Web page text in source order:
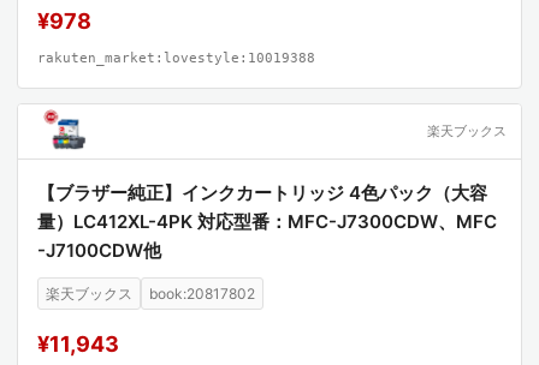
¥978
rakuten_market:lovestyle:10019388
楽天ブックス
【ブラザー純正】インクカートリッジ 4色パック（大容
量）LC412XL-4PK 対応型番：MFC-J7300CDW、MFC
-J7100CDW他
楽天ブックス book:20817802
¥11,943